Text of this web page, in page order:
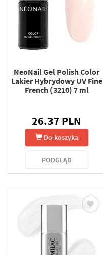
NeoNail Gel Polish Color
Lakier Hybrydowy UV Fine
French (3210) 7 ml
26.37 PLN
Do koszyka
PODGLĄD